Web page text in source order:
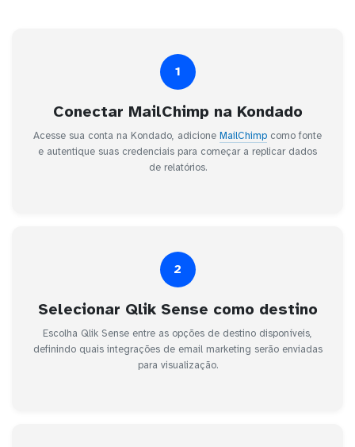
1
Conectar MailChimp na Kondado
Acesse sua conta na Kondado, adicione MailChimp como fonte
e autentique suas credenciais para começar a replicar dados
de relatórios.
2
Selecionar Qlik Sense como destino
Escolha Qlik Sense entre as opções de destino disponíveis,
definindo quais integrações de email marketing serão enviadas
para visualização.